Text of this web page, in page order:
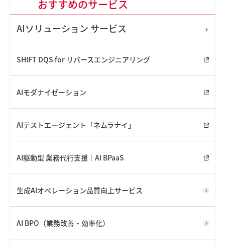
おすすめのサービス
AIソリューション サービス
SHIFT DQS for リバースエンジニアリング
AIモダナイゼーション
AIテストエージェント「ネムラナイ」
AI駆動型 業務代行支援｜AI BPaaS
生成AIオペレーション品質向上サービス
AI BPO（業務改善・効率化）